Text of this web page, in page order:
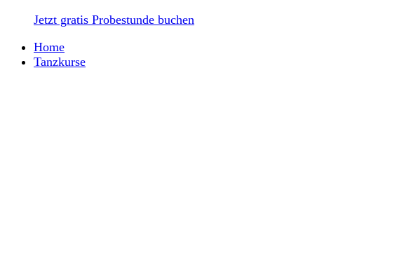
Jetzt gratis Probestunde buchen
Home
Tanzkurse